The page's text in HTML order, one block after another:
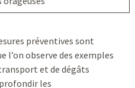
préventives sont
l’on observe des exemples
et de dégâts
les